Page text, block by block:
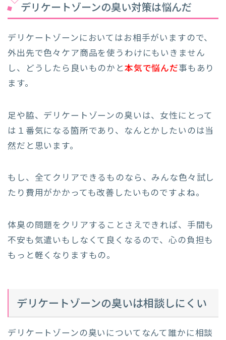
デリケートゾーンの臭い対策は悩んだ
デリケートゾーンにおいてはお相手がいますので、
外出先で色々ケア商品を使うわけにもいきません
し、どうしたら良いものかと本気で悩んだ事もあり
ます。
足や脇、デリケートゾーンの臭いは、女性にとって
は１番気になる箇所であり、なんとかしたいのは当
然だと思います。
もし、全てクリアできるものなら、みんな色々試し
たり費用がかかっても改善したいものですよね。
体臭の問題をクリアすることさえできれば、手間も
不安も気遣いもしなくて良くなるので、心の負担も
もっと軽くなりますもの。
デリケートゾーンの臭いは相談しにくい
デリケートゾーンの臭いについてなんて誰かに相談